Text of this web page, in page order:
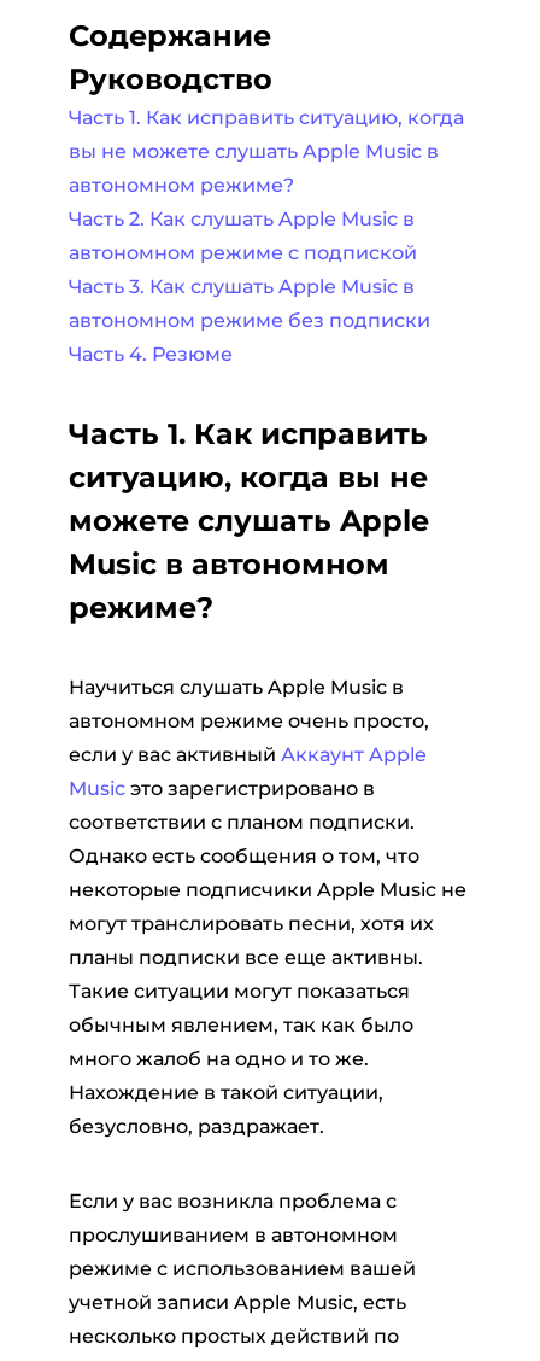
Содержание
Руководство
Часть 1. Как исправить ситуацию, когда
вы не можете слушать Apple Music в
автономном режиме?
Часть 2. Как слушать Apple Music в
автономном режиме с подпиской
Часть 3. Как слушать Apple Music в
автономном режиме без подписки
Часть 4. Резюме
Часть 1. Как исправить
ситуацию, когда вы не
можете слушать Apple
Music в автономном
режиме?
Научиться слушать Apple Music в
автономном режиме очень просто,
если у вас активный Аккаунт Apple
Musicэто зарегистрировано в
соответствии с планом подписки.
Однако есть сообщения о том, что
некоторые подписчики Apple Music не
могут транслировать песни, хотя их
планы подписки все еще активны.
Такие ситуации могут показаться
обычным явлением, так как было
много жалоб на одно и то же.
Нахождение в такой ситуации,
безусловно, раздражает.
Если у вас возникла проблема с
прослушиванием в автономном
режиме с использованием вашей
учетной записи Apple Music, есть
несколько простых действий по